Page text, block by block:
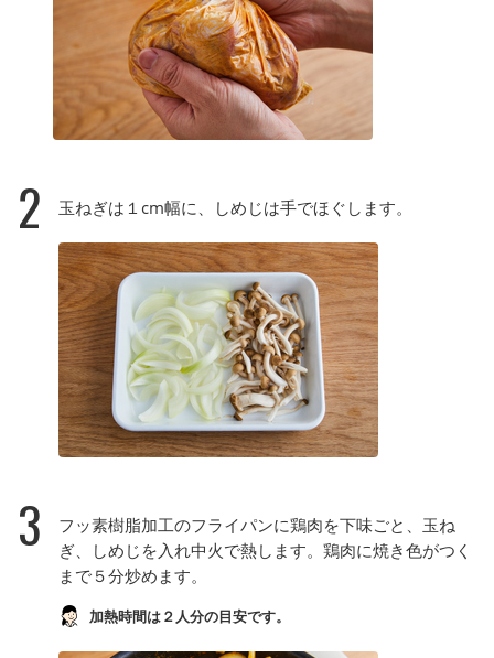
2 玉ねぎは１cm幅に、しめじは手でほぐします。
3
フッ素樹脂加工のフライパンに鶏肉を下味ごと、玉ね
ぎ、しめじを入れ中火で熱します。鶏肉に焼き色がつく
まで５分炒めます。
加熱時間は２人分の目安です。